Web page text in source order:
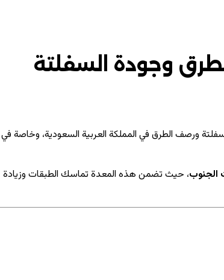
وجودة السفلتة
ورصف الطرق في المملكة العربية السعودية، وخاصة في
الجنوب، حيث تضمن هذه المعدة تماسك الطبقات وزيادة